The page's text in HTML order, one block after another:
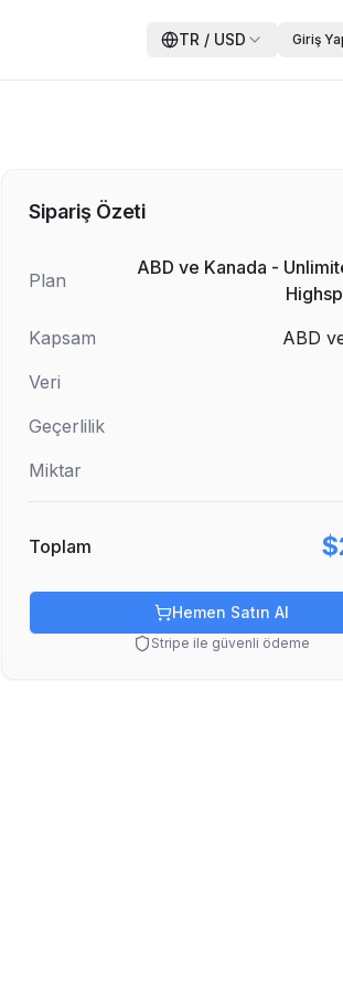
TR / USD Giriş
Sipariş Özeti
Plan
ABD ve Kanada -
Kapsam
ABD
Veri
Geçerlilik
Miktar
Toplam
Hemen Satın Al
Stripe ile güvenli ödeme